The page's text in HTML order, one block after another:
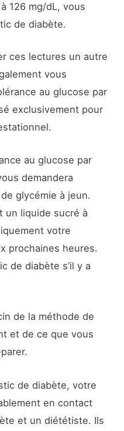
126 mg/dL, vous
de diabète.
ces lectures un autre
vous
au glucose par
exclusivement pour
au glucose par
demandera
glycémie à jeun.
un liquide sucré à
votre
prochaines heures.
de diabète s’il y a
de la méthode de
et de ce que vous
de diabète, votre
en contact
et un diététiste. Ils